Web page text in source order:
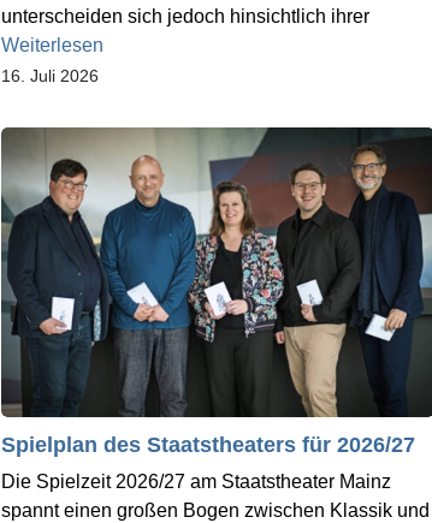
unterscheiden sich jedoch hinsichtlich ihrer
Weiterlesen
16. Juli 2026
Spielplan des Staatstheaters für 2026/27
Die Spielzeit 2026/27 am Staatstheater Mainz
spannt einen großen Bogen zwischen Klassik und